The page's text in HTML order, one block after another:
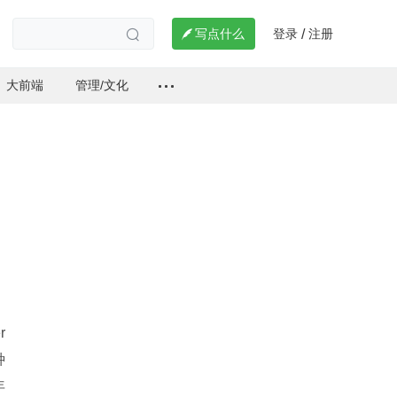
  写点什么 登录 / 注册
大前端 管理/文化